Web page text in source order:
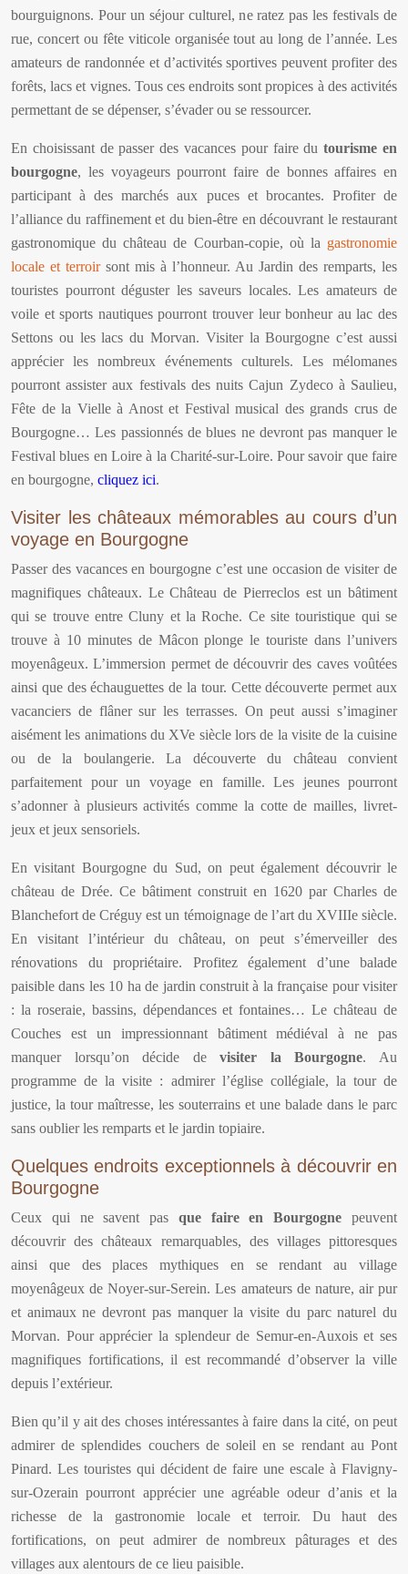
bourguignons. Pour un séjour culturel, ne ratez pas les festivals de
rue, concert ou fête viticole organisée tout au long de l’année. Les
amateurs de randonnée et d’activités sportives peuvent profiter des
forêts, lacs et vignes. Tous ces endroits sont propices à des activités
permettant de se dépenser, s’évader ou se ressourcer.
En choisissant de passer des vacances pour faire dutourisme en
bourgogne, les voyageurs pourront faire de bonnes affaires en
participant à des marchés aux puces et brocantes. Profiter de
l’alliance du raffinement et du bien-être en découvrant le restaurant
gastronomique du château de Courban-copie, où la gastronomie
locale et terroirsont mis à l’honneur. Au Jardin des remparts, les
touristes pourront déguster les saveurs locales. Les amateurs de
voile et sports nautiques pourront trouver leur bonheur au lac des
Settons ou les lacs du Morvan. Visiter la Bourgogne c’est aussi
apprécier les nombreux événements culturels. Les mélomanes
pourront assister aux festivals des nuits Cajun Zydeco à Saulieu,
Fête de la Vielle à Anost et Festival musical des grands crus de
Bourgogne… Les passionnés de blues ne devront pas manquer le
Festival blues en Loire à la Charité-sur-Loire. Pour savoir que faire
en bourgogne, cliquez ici.
Visiter les châteaux mémorables au cours d’un
voyage en Bourgogne
Passer des vacances en bourgogne c’est une occasion de visiter de
magnifiques châteaux. Le Château de Pierreclos est un bâtiment
qui se trouve entre Cluny et la Roche. Ce site touristique qui se
trouve à 10 minutes de Mâcon plonge le touriste dans l’univers
moyenâgeux. L’immersion permet de découvrir des caves voûtées
ainsi que des échauguettes de la tour. Cette découverte permet aux
vacanciers de flâner sur les terrasses. On peut aussi s’imaginer
aisément les animations du XVe siècle lors de la visite de la cuisine
ou de la boulangerie. La découverte du château convient
parfaitement pour un voyage en famille. Les jeunes pourront
s’adonner à plusieurs activités comme la cotte de mailles, livret-
jeux et jeux sensoriels.
En visitant Bourgogne du Sud, on peut également découvrir le
château de Drée. Ce bâtiment construit en 1620 par Charles de
Blanchefort de Créguy est un témoignage de l’art du XVIIIe siècle.
En visitant l’intérieur du château, on peut s’émerveiller des
rénovations du propriétaire. Profitez également d’une balade
paisible dans les 10 ha de jardin construit à la française pour visiter
: la roseraie, bassins, dépendances et fontaines… Le château de
Couches est un impressionnant bâtiment médiéval à ne pas
manquer lorsqu’on décide devisiter la Bourgogne. Au
programme de la visite : admirer l’église collégiale, la tour de
justice, la tour maîtresse, les souterrains et une balade dans le parc
sans oublier les remparts et le jardin topiaire.
Quelques endroits exceptionnels à découvrir en
Bourgogne
Ceux qui ne savent pas que faire en Bourgogne peuvent
découvrir des châteaux remarquables, des villages pittoresques
ainsi que des places mythiques en se rendant au village
moyenâgeux de Noyer-sur-Serein. Les amateurs de nature, air pur
et animaux ne devront pas manquer la visite du parc naturel du
Morvan. Pour apprécier la splendeur de Semur-en-Auxois et ses
magnifiques fortifications, il est recommandé d’observer la ville
depuis l’extérieur.
Bien qu’il y ait des choses intéressantes à faire dans la cité, on peut
admirer de splendides couchers de soleil en se rendant au Pont
Pinard. Les touristes qui décident de faire une escale à Flavigny-
sur-Ozerain pourront apprécier une agréable odeur d’anis et la
richesse de la gastronomie locale et terroir. Du haut des
fortifications, on peut admirer de nombreux pâturages et des
villages aux alentours de ce lieu paisible.